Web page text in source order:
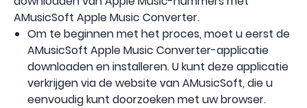
AMusicSoft Apple Music Converter.
Om te beginnen met het proces, moet u eerst de
AMusicSoft Apple Music Converter-applicatie
downloaden en installeren. U kunt deze applicatie
verkrijgen via de website van AMusicSoft, die u
eenvoudig kunt doorzoeken met uw browser.